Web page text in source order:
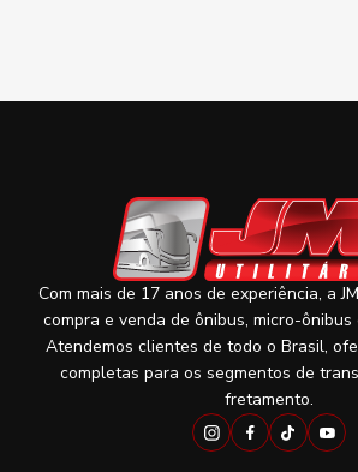
Com mais de 17 anos de experiência, a
compra e venda de ônibus, micro-ônibus
Atendemos clientes de todo o Brasil,
completas para os segmentos de
fretamento.